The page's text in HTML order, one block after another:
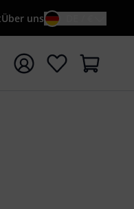
Über uns